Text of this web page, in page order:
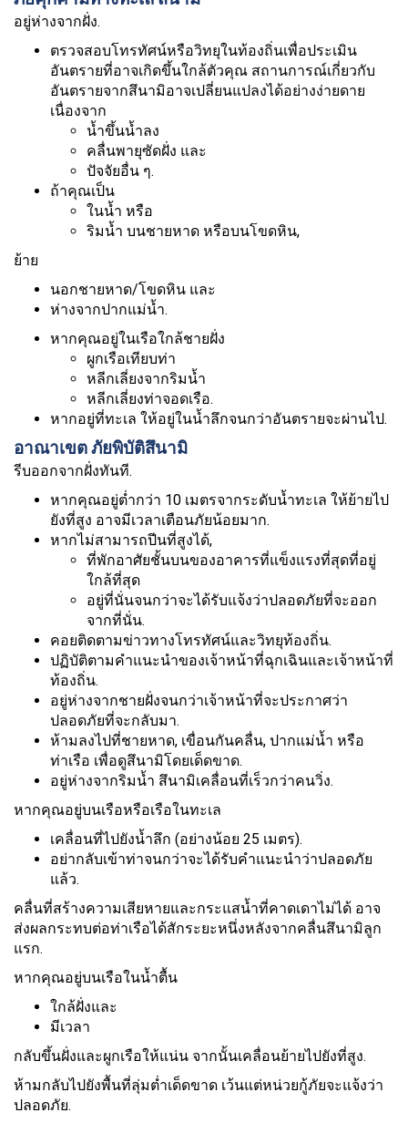
อยู่ห่างจากฝั่ง.
ตรวจสอบโทรทัศน์หรือวิทยุในท้องถิ่นเพื่อประเมิน
อันตรายที่อาจเกิดขึ้นใกล้ตัวคุณ สถานการณ์เกี่ยวกับ
อันตรายจากสึนามิอาจเปลี่ยนแปลงได้อย่างง่ายดาย
เนื่องจาก
น้ำขึ้นน้ำลง
คลื่นพายุซัดฝั่ง และ
ปัจจัยอื่น ๆ.
ถ้าคุณเป็น
ในน้ำ หรือ
ริมน้ำ บนชายหาด หรือบนโขดหิน,
ย้าย
นอกชายหาด/โขดหิน และ
ห่างจากปากแม่น้ำ.
หากคุณอยู่ในเรือใกล้ชายฝั่ง
ผูกเรือเทียบท่า
หลีกเลี่ยงจากริมน้ำ
หลีกเลี่ยงท่าจอดเรือ.
หากอยู่ที่ทะเล ให้อยู่ในน้ำลึกจนกว่าอันตรายจะผ่านไป.
อาณาเขต ภัยพิบัติสึนามิ
รีบออกจากฝั่งทันที.
หากคุณอยู่ต่ำกว่า 10 เมตรจากระดับน้ำทะเล ให้ย้ายไป
ยังที่สูง อาจมีเวลาเตือนภัยน้อยมาก.
หากไม่สามารถปีนที่สูงได้,
ที่พักอาศัยชั้นบนของอาคารที่แข็งแรงที่สุดที่อยู่
ใกล้ที่สุด
อยู่ที่นั่นจนกว่าจะได้รับแจ้งว่าปลอดภัยที่จะออก
จากที่นั่น.
คอยติดตามข่าวทางโทรทัศน์และวิทยุท้องถิ่น.
ปฏิบัติตามคำแนะนำของเจ้าหน้าที่ฉุกเฉินและเจ้าหน้าที่
ท้องถิ่น.
อยู่ห่างจากชายฝั่งจนกว่าเจ้าหน้าที่จะประกาศว่า
ปลอดภัยที่จะกลับมา.
ห้ามลงไปที่ชายหาด, เขื่อนกันคลื่น, ปากแม่น้ำ หรือ
ท่าเรือ เพื่อดูสึนามิโดยเด็ดขาด.
อยู่ห่างจากริมน้ำ สึนามิเคลื่อนที่เร็วกว่าคนวิ่ง.
หากคุณอยู่บนเรือหรือเรือในทะเล
เคลื่อนที่ไปยังน้ำลึก (อย่างน้อย 25 เมตร).
อย่ากลับเข้าท่าจนกว่าจะได้รับคำแนะนำว่าปลอดภัย
แล้ว.
คลื่นที่สร้างความเสียหายและกระแสน้ำที่คาดเดาไม่ได้ อาจ
ส่งผลกระทบต่อท่าเรือได้สักระยะหนึ่งหลังจากคลื่นสึนามิลูก
แรก.
หากคุณอยู่บนเรือในน้ำตื้น
ใกล้ฝั่งและ
มีเวลา
กลับขึ้นฝั่งและผูกเรือให้แน่น จากนั้นเคลื่อนย้ายไปยังที่สูง.
ห้ามกลับไปยังพื้นที่ลุ่มต่ำเด็ดขาด เว้นแต่หน่วยกู้ภัยจะแจ้งว่า
ปลอดภัย.